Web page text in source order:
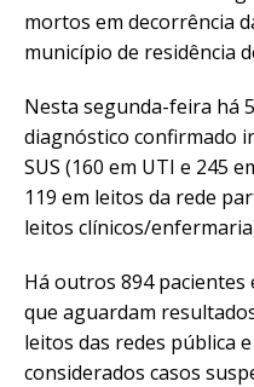
mortos em decorrência
município de residência
Nesta segunda-feira há
diagnóstico confirmado
SUS (160 em UTI e 245
119 em leitos da rede
leitos clínicos/
Há outros 894
que aguardam
leitos das redes pública
considerados casos